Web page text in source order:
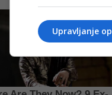
Upravljanje